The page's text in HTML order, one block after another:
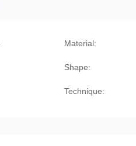
Material:
Shape:
Technique: